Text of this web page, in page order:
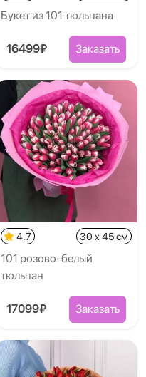
Букет из 101 тюльпана
16499₽ Заказать
4.7 30 x 45 см
101 розово-белый
тюльпан
17099₽ Заказать